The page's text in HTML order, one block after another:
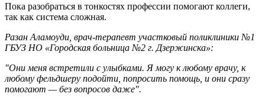
Пока разобраться в тонкостях профессии помогают коллеги,
так как система сложная.
Разан Аламоуди, врач-терапевт участковый поликлиники №1
ГБУЗ НО «Городская больница №2 г. Дзержинска»:
"Они меня встретили с улыбками. Я могу к любому врачу, к
любому фельдшеру подойти, попросить помощь, и они сразу
помогают — без вопросов даже".